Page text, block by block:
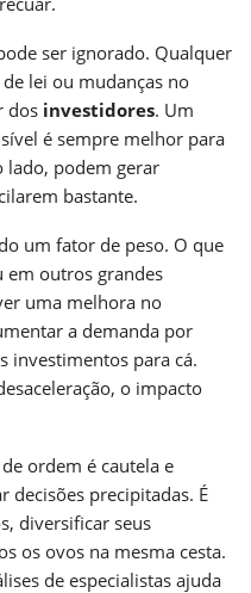
ser ignorado. Qualquer
lei ou mudanças no
dos investidores. Um
é sempre melhor para
lado, podem gerar
bastante.
um fator de peso. O que
em outros grandes
uma melhora no
a demanda por
investimentos para cá.
o impacto
ordem é cautela e
decisões precipitadas. É
diversificar seus
os ovos na mesma cesta.
de especialistas ajuda